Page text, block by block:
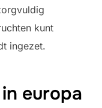
kunt
ingezet.
europa